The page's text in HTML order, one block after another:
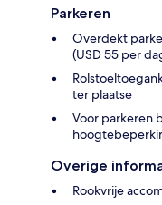
Parkeren
Overdekt
(USD 55 per
ter plaatse
Voor parkeren
Overige
Rookvrije